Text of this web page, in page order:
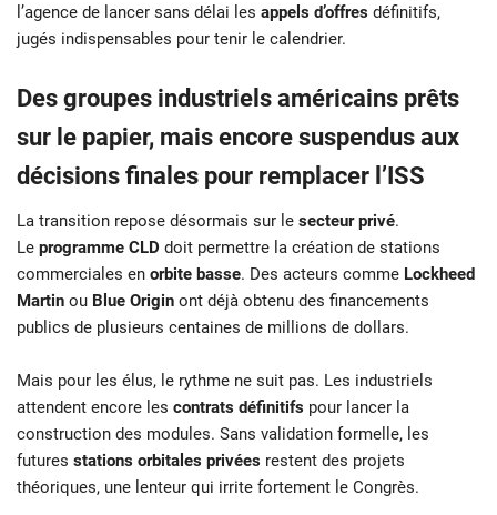
l’agence de lancer sans délai les appels d’offres définitifs,
jugés indispensables pour tenir le calendrier.
Des groupes industriels américains prêts
sur le papier, mais encore suspendus aux
décisions finales pour remplacer l’ISS
La transition repose désormais sur le secteur privé.
Le programme CLD doit permettre la création de stations
commerciales en orbite basse. Des acteurs comme Lockheed
Martin ou Blue Origin ont déjà obtenu des financements
publics de plusieurs centaines de millions de dollars.
Mais pour les élus, le rythme ne suit pas. Les industriels
attendent encore les contrats définitifs pour lancer la
construction des modules. Sans validation formelle, les
futures stations orbitales privées restent des projets
théoriques, une lenteur qui irrite fortement le Congrès.